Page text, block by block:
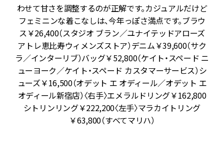
わせて甘さを調整するのが正解です。カジュアルだけど
フェミニンな着こなしは、今年っぽさ満点です。ブラウ
ス￥26,400（スタジオ ブラン／ユナイテッドアローズ
アトレ恵比寿ウィメンズストア）デニム￥39,600（サク
ラ／インターリブ）バッグ￥52,800（ケイト・スペード ニ
ューヨーク／ケイト・スペード カスタマーサービス）シ
ューズ￥16,500（オデット エ オディール／オデット エ
オディール新宿店）〈右手〉エメラルドリング￥162,800
シトリンリング￥222,200〈左手〉マラカイトリング
￥63,800（すべてマリハ）